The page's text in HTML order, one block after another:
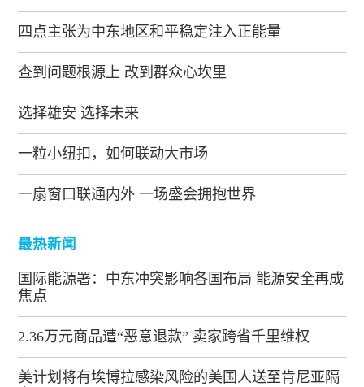
四点主张为中东地区和平稳定注入正能量
查到问题根源上 改到群众心坎里
选择雄安 选择未来
一粒小纽扣，如何联动大市场
一扇窗口联通内外 一场盛会拥抱世界
最热新闻
国际能源署：中东冲突影响各国布局 能源安全再成
焦点
2.36万元商品遭“恶意退款” 卖家跨省千里维权
美计划将有埃博拉感染风险的美国人送至肯尼亚隔